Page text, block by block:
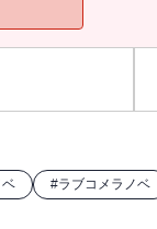
#ラブコメラノベ